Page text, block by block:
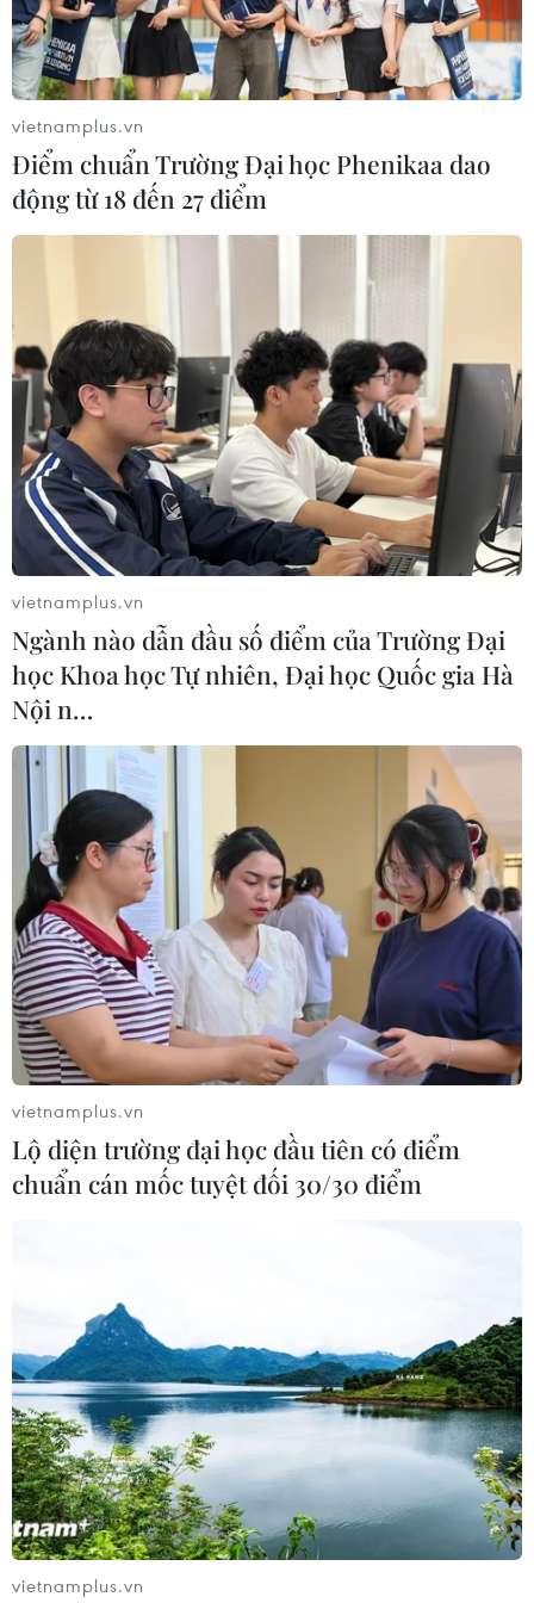
Doanh nghiệp bất động sản gặp khó: Cần
Theo Hiệp hội Bất động sản thành phố Hồ Chí Minh, sau
hơn một năm rưỡi phòng, chống đại dịch COVID-19, các
doanh nghiệp bất động sản đang rất cần "ôxy tín
dụng" để vượt qua khó khăn.
Môi giới bất động sản “xoay sở” trong
mùa dịch COVID-19
01/09/2021 04:08
Dịch COVID-19 diễn biến phức tạp, đặc biệt nhiều tỉnh,
thành đang thực hiện giãn cách nên nhưng người làm
môi giới bất sản đang phải “xoay sở” mưu sinh khi
chưa biết lúc nào dịch bệnh mới chấm dứt.
Các nhà đầu tư trong nước nhập cuộc đua
M&A bất động sản
vietnamplus.vn
Điểm chuẩn Trường Đại học Phenikaa dao
động từ 18 đến 27 điểm
vietnamplus.vn
Ngành nào dẫn đầu số điểm của Trường Đại
học Khoa học Tự nhiên, Đại học Quốc gia Hà
Nội n…
vietnamplus.vn
Lộ diện trường đại học đầu tiên có điểm
chuẩn cán mốc tuyệt đối 30/30 điểm
vietnamplus.vn